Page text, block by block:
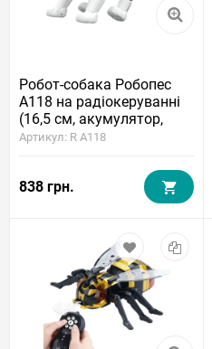
Робот-собака Робопес
A118 на радіокеруванні
(16,5 см, акумулятор,
світло, звук)
Артикул: R A118
838 грн.